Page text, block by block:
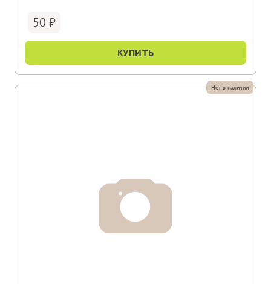
50
КУПИТЬ
Нет в наличии